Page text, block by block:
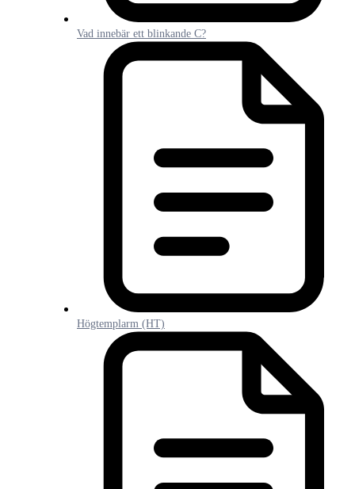
Vad innebär ett blinkande C?
Högtemplarm (HT)